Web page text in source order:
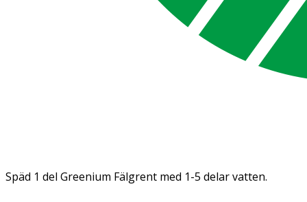
Späd 1 del Greenium Fälgrent med 1-5 delar vatten.